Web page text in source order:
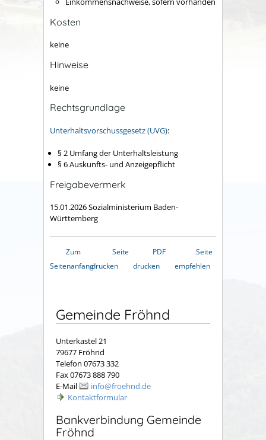
Kosten
keine
Hinweise
keine
Rechtsgrundlage
Unterhaltsvorschussgesetz (UVG):
§ 2 Umfang der Unterhaltsleistung
§ 6 Auskunfts- und Anzeigepflicht
Freigabevermerk
15.01.2026 Sozialministerium Baden-
Württemberg
Zum
Seitenanfang
Seite
drucken
PDF
drucken
Seite
empfehlen
Gemeinde Fröhnd
Unterkastel 21
79677 Fröhnd
Telefon 07673 332
Fax 07673 888 790
E-Mail
info@froehnd.de
Kontaktformular
Bankverbindung Gemeinde
Fröhnd